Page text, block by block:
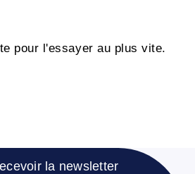
pour l'essayer au plus vite.
la newsletter